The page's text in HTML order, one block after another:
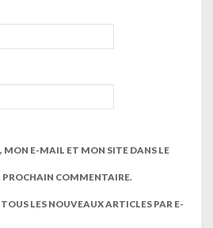
MON E-MAIL ET MON SITE DANS LE
COMMENTAIRE.
LES NOUVEAUX ARTICLES PAR E-